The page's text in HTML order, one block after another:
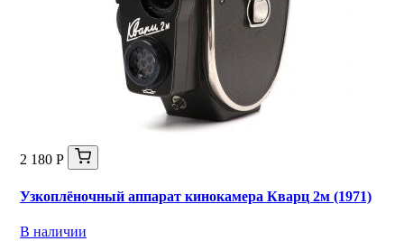
2 180 Р
Узкоплёночный аппарат кинокамера Кварц 2м (1971)
В наличии